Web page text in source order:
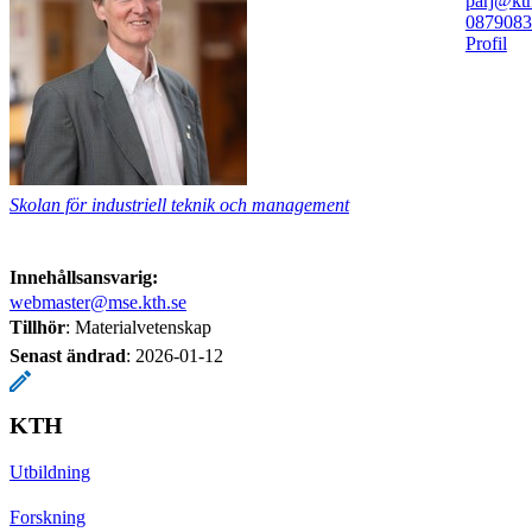
08790
Profil
Skolan för industriell teknik och management
Innehållsansvarig:
webmaster@mse.kth.se
Tillhör: Materialvetenskap
Senast ändrad: 2026-01-12
KTH
Utbildning
Forskning